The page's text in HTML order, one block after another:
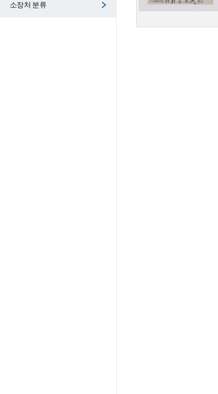
소장처 분류